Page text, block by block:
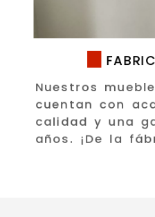
Nuestros
cuentan con
calidad y una
años. ¡De la